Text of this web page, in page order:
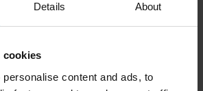
Details About
cookies
content and ads, to